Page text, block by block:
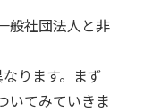
般社団法人と非
ります。まず
いてみていきま